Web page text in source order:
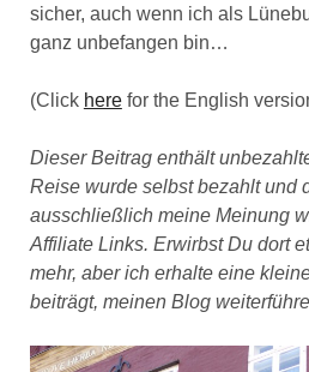
sicher, auch wenn ich als
ganz unbefangen bin…
(Click herefor the English
Dieser Beitrag enthält
Reise wurde selbst bezahlt und
ausschließlich meine Meinung
Affiliate Links. Erwirbst Du dort
mehr, aber ich erhalte eine
beiträgt, meinen Blog